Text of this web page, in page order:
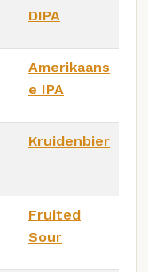
DIPA
Amerikaans
e IPA
Kruidenbier
Fruited
Sour